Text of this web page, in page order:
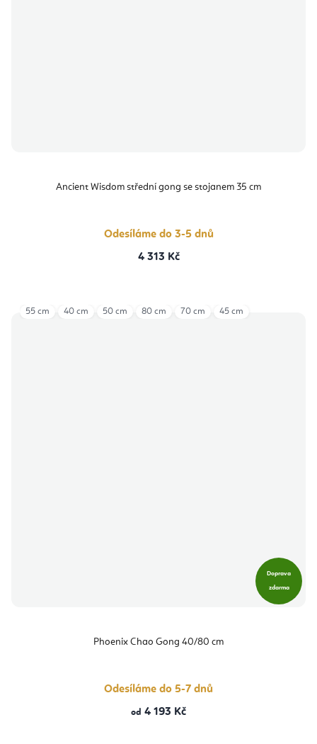
Ancient Wisdom střední gong se stojanem 35 cm
Odesíláme do 3-5 dnů
4 313 Kč
Doprava
zdarma
Phoenix Chao Gong 40/80 cm
Odesíláme do 5-7 dnů
od 4 193 Kč
55 cm 40 cm 50 cm 80 cm 70 cm 45 cm